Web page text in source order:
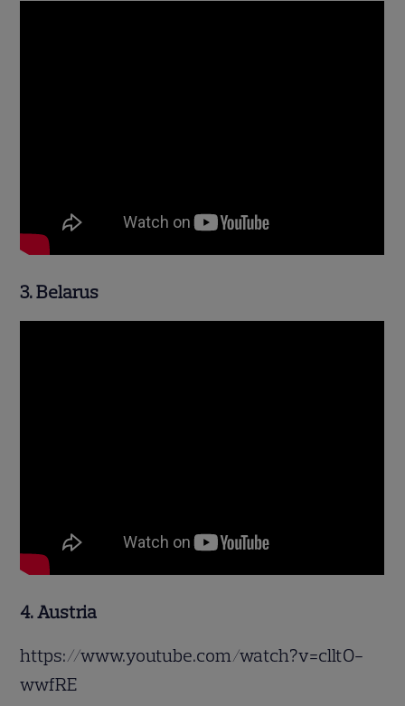
3. Belarus
4. Austria
https://www.youtube.com/watch?v=clltO-
wwfRE